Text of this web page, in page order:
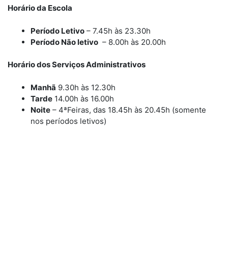
Horário da Escola
Período Letivo – 7.45h às 23.30h
Período Não letivo – 8.00h às 20.00h
Horário dos Serviços Administrativos
Manhã 9.30h às 12.30h
Tarde 14.00h às 16.00h
Noite – 4ªFeiras, das 18.45h às 20.45h (somente
nos períodos letivos)